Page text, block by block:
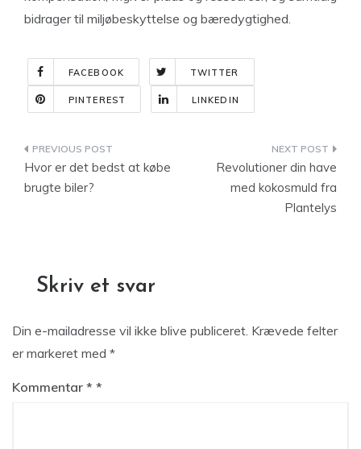
bidrager til miljøbeskyttelse og bæredygtighed.
FACEBOOK TWITTER
PINTEREST LINKEDIN
Indlægsnavigation
Hvor er det bedst at købe
brugte biler?
Revolutioner din have
med kokosmuld fra
Plantelys
Skriv et svar
Din e-mailadresse vil ikke blive publiceret. Krævede felter
er markeret med *
Kommentar *